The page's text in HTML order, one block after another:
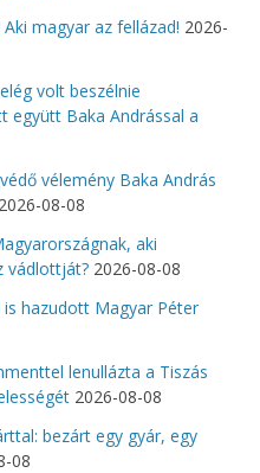
magyar az fellázad! 2026-
volt beszélnie
együtt Baka Andrással a
vélemény Baka András
2026-08-08
aki
vádlottját? 2026-08-08
hazudott Magyar Péter
lenullázta a Tiszás
2026-08-08
bezárt egy gyár, egy
08